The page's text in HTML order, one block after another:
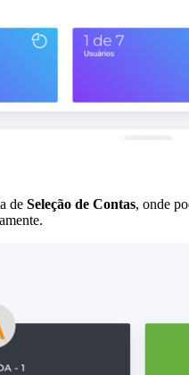
de Seleção de Contas, onde